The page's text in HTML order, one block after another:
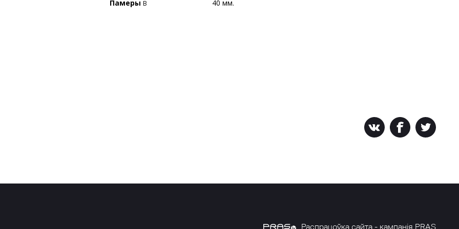
Памеры В 40 мм.
Распрацоўка сайта - кампанія PRAS